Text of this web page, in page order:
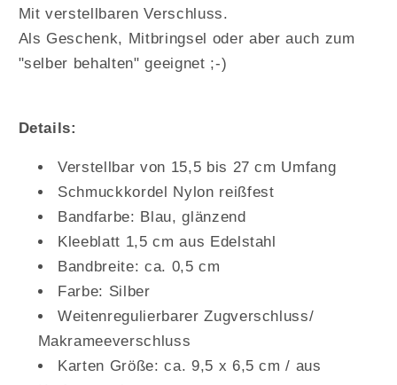
Mit verstellbaren Verschluss.
Als Geschenk, Mitbringsel oder aber auch zum
"selber behalten" geeignet ;-)
Details:
Verstellbar von 15,5 bis 27 cm Umfang
Schmuckkordel Nylon reißfest
Bandfarbe: Blau, glänzend
Kleeblatt 1,5 cm aus Edelstahl
Bandbreite: ca. 0,5 cm
Farbe: Silber
Weitenregulierbarer Zugverschluss/
Makrameeverschluss
Karten Größe: ca. 9,5 x 6,5 cm / aus